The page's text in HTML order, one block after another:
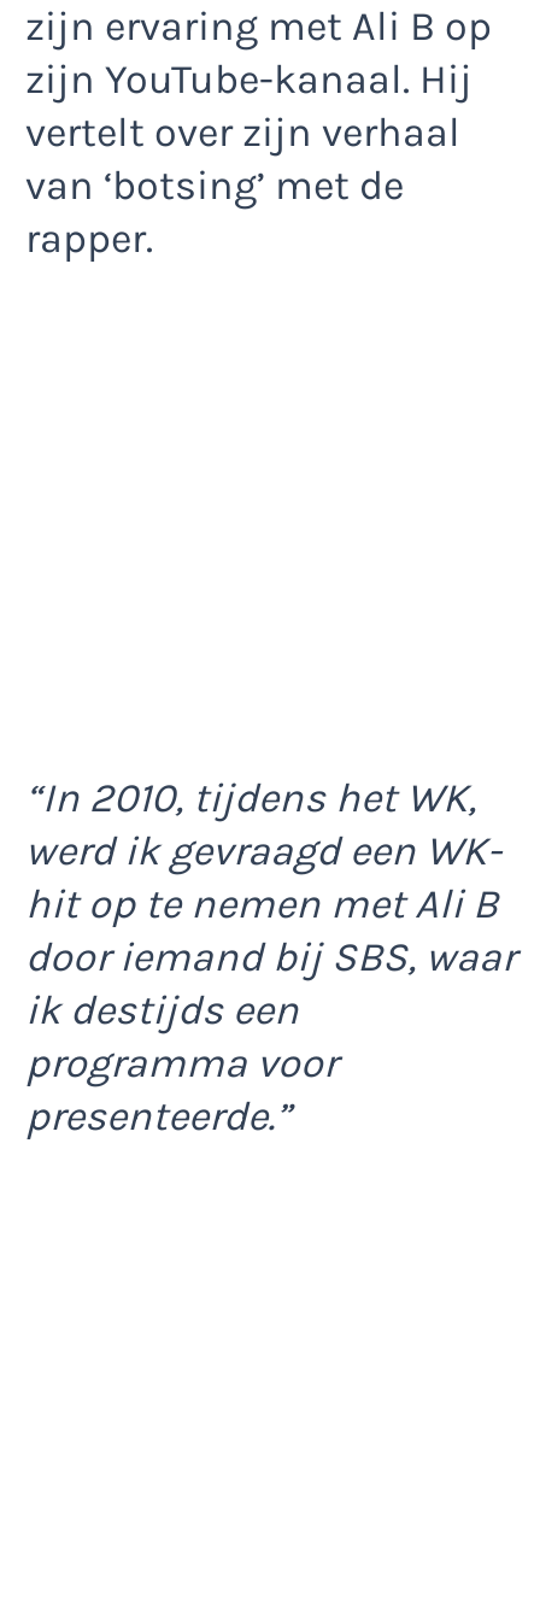
zijn ervaring met Ali B op
zijn YouTube-kanaal. Hij
vertelt over zijn verhaal
van ‘botsing’ met de
rapper.
“In 2010, tijdens het WK,
werd ik gevraagd een WK-
hit op te nemen met Ali B
door iemand bij SBS, waar
ik destijds een
programma voor
presenteerde.”